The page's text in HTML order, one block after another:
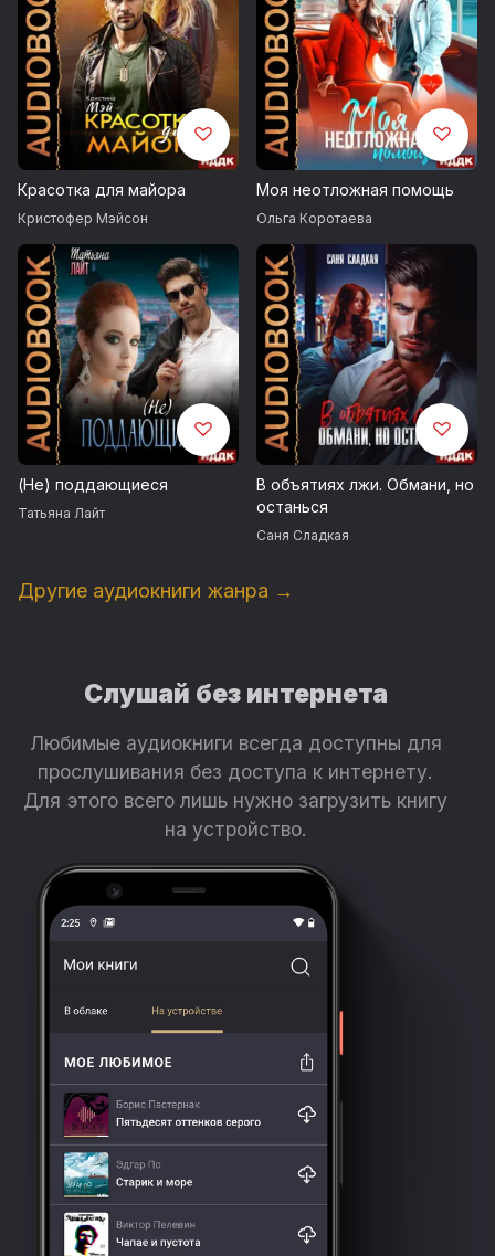
Красотка для майора
Кристофер Мэйсон
Моя неотложная помощь
Ольга Коротаева
(Не) поддающиеся
Татьяна Лайт
В объятиях лжи. Обмани, но
останься
Саня Сладкая
Другие аудиокниги жанра →
Слушай без интернета
Любимые аудиокниги всегда доступны для
прослушивания без доступа к интернету.
Для этого всего лишь нужно загрузить книгу
на устройство.